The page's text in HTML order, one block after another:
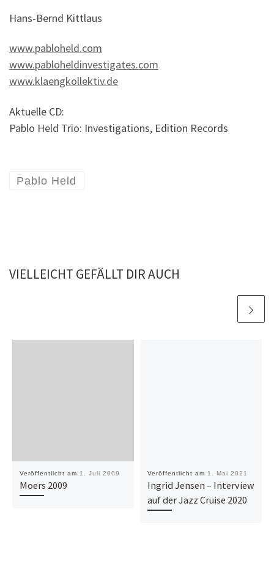
Hans-Bernd Kittlaus
www.pabloheld.com
www.pabloheldinvestigates.com
www.klaengkollektiv.de
Aktuelle CD:
Pablo Held Trio: Investigations, Edition Records
Pablo Held
VIELLEICHT GEFÄLLT DIR AUCH
Veröffentlicht am 1. Juli 2009
Moers 2009
Veröffentlicht am 1. Mai 2021
Ingrid Jensen – Interview
auf der Jazz Cruise 2020